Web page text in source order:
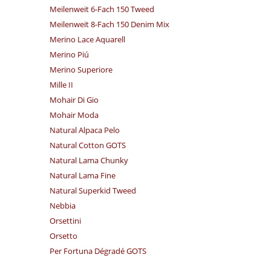
Meilenweit 6-Fach 150 Tweed
Meilenweit 8-Fach 150 Denim Mix
Merino Lace Aquarell
Merino Piú
Merino Superiore
Mille II
Mohair Di Gio
Mohair Moda
Natural Alpaca Pelo
Natural Cotton GOTS
Natural Lama Chunky
Natural Lama Fine
Natural Superkid Tweed
Nebbia
Orsettini
Orsetto
Per Fortuna Dégradé GOTS